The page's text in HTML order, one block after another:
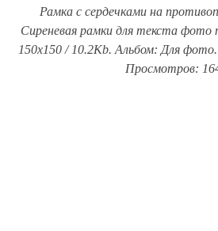
Рамка с сердечками на
Сиреневая рамки для текста фото
150x150 / 10.2Kb. Альбом: Для
Просмотров: